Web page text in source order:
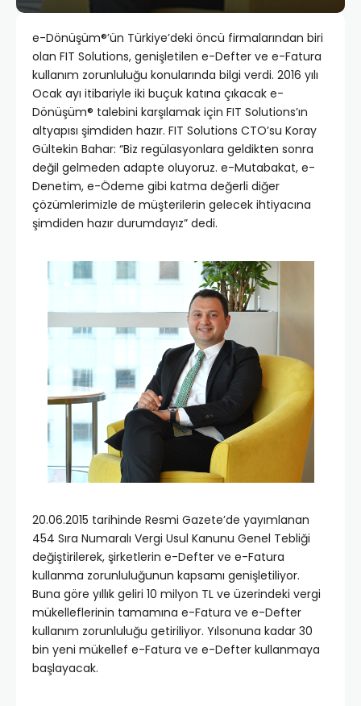
e-Dönüşüm®’ün Türkiye’deki öncü firmalarından biri
olan FIT Solutions, genişletilen e-Defter ve e-Fatura
kullanım zorunluluğu konularında bilgi verdi. 2016 yılı
Ocak ayı itibariyle iki buçuk katına çıkacak e-
Dönüşüm® talebini karşılamak için FIT Solutions’ın
altyapısı şimdiden hazır. FIT Solutions CTO’su Koray
Gültekin Bahar: “Biz regülasyonlara geldikten sonra
değil gelmeden adapte oluyoruz. e-Mutabakat, e-
Denetim, e-Ödeme gibi katma değerli diğer
çözümlerimizle de müşterilerin gelecek ihtiyacına
şimdiden hazır durumdayız” dedi.
20.06.2015 tarihinde Resmi Gazete’de yayımlanan
454 Sıra Numaralı Vergi Usul Kanunu Genel Tebliği
değiştirilerek, şirketlerin e-Defter ve e-Fatura
kullanma zorunluluğunun kapsamı genişletiliyor.
Buna göre yıllık geliri 10 milyon TL ve üzerindeki vergi
mükelleflerinin tamamına e-Fatura ve e-Defter
kullanım zorunluluğu getiriliyor. Yılsonuna kadar 30
bin yeni mükellef e-Fatura ve e-Defter kullanmaya
başlayacak.